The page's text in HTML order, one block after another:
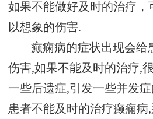
如果不能做好及时的治疗，
以想象的伤害.
癫痫病的症状出现会给
伤害,如果不能及时的治疗,
一些后遗症,引发一些并发
患者不能及时的治疗癫痫病